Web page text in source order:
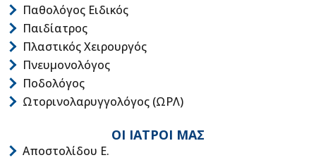
Παθολόγος Ειδικός
Παιδίατρος
Πλαστικός Χειρουργός
Πνευμονολόγος
Ποδολόγος
Ωτορινολαρυγγολόγος (ΩΡΛ)
ΟΙ ΙΑΤΡΟΙ ΜΑΣ
Αποστολίδου Ε.